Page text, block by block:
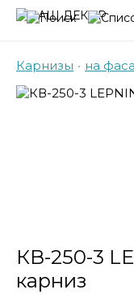
Карнизы • на
КВ-250-3
карниз